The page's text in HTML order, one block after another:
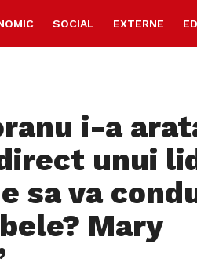
SOCIAL EXTERNE
i-a
unui
sa va
Mary